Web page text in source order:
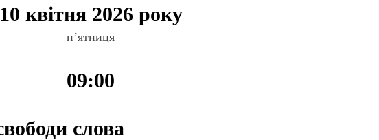
10 квітня 2026 року
п’ятниця
09:00
слова